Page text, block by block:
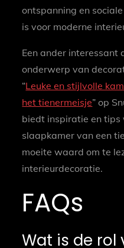
ontspanning en
is voor moderne
Een ander
onderwerp van
“Leuke en stijlvolle
het tienermeisje” op
biedt inspiratie en tips
slaapkamer van een
moeite waard om te
interieurdecoratie.
FAQs
Wat is de rol